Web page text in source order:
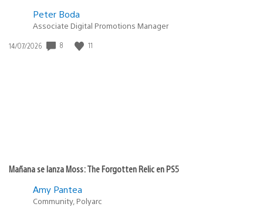
Peter Boda
Associate Digital Promotions Manager
Fecha
14/07/2026 8 11
Mañana se lanza Moss: The Forgotten Relic en PS5
Amy Pantea
Community, Polyarc